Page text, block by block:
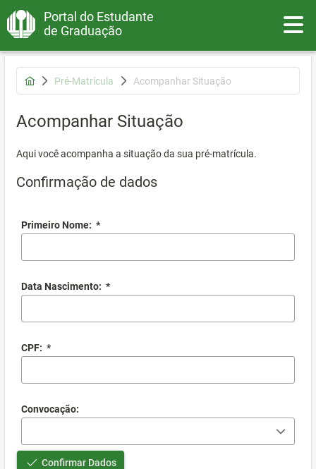
Portal do Estudante
de Graduação
Pré-Matrícula Acompanhar Situação
Acompanhar Situação
Aqui você acompanha a situação da sua pré-matrícula.
Confirmação de dados
Primeiro Nome: *
Data Nascimento: *
CPF: *
Convocação:
Confirmar Dados